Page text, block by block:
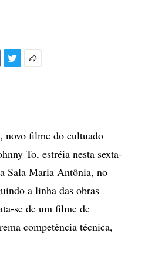
novo filme do cultuado
To, estréia nesta sexta-
Sala Maria Antônia, no
a linha das obras
se de um filme de
competência técnica,